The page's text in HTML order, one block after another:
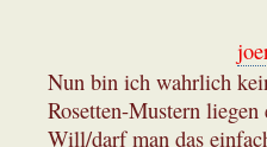
Nun bin ich wahrlich
Rosetten-Mustern
Will/darf man das